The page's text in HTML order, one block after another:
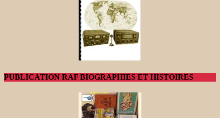
PUBLICATION RAF BIOGRAPHIES ET HISTOIRES